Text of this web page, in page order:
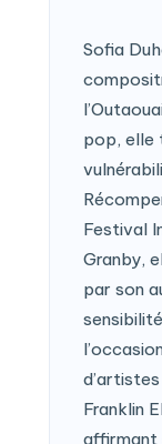
Sofia
pop, elle
Festival
Granby,
par son
Franklin
affirmant